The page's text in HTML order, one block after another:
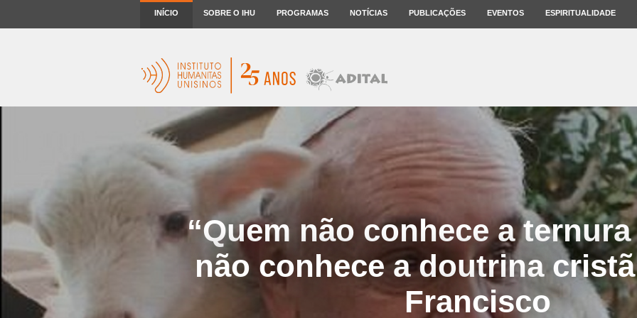
INÍCIO SOBRE O IHU PROGRAMAS NOTÍCIAS PUBLICAÇÕES EVENTOS ESPIRITUALIDADE
“Quem não conhece a
não conhece a doutrina
Francisco